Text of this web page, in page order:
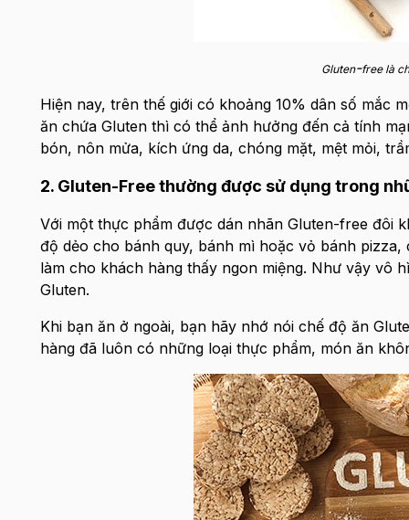
Gluten-free là
Hiện nay, trên thế giới có khoảng 10% dân số mắc
ăn chứa Gluten thì có thể ảnh hưởng đến cả tính
bón, nôn mửa, kích ứng da, chóng mặt, mệt mỏi,
2. Gluten-Free thường được sử dụng trong
Với một thực phẩm được dán nhãn Gluten-free đôi
độ dẻo cho bánh quy, bánh mì hoặc vỏ bánh
làm cho khách hàng thấy ngon miệng. Như vậy vô
Gluten.
Khi bạn ăn ở ngoài, bạn hãy nhớ nói chế độ ăn
hàng đã luôn có những loại thực phẩm, món ăn